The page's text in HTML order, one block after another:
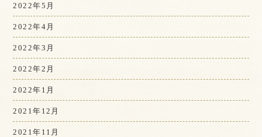
2022年5月
2022年4月
2022年3月
2022年2月
2022年1月
2021年12月
2021年11月